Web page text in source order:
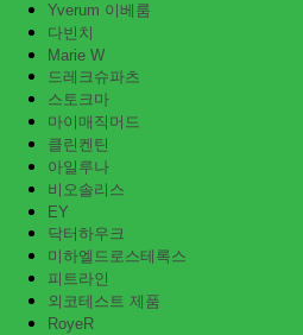
Yverum 이베룸
다빈치
Marie W
드레크슈파츠
스토크마
마이매직머드
클린켄틴
아일루나
비오솔리스
EY
닥터하우크
미하엘드로스테록스
피트라인
외코테스트 제품
RoyeR